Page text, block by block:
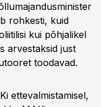
rohkesti, kuid
kui põhjalikel
arvestaksid just
toodavad.
ettevalmistamisel,